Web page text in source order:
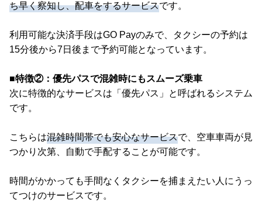
ち早く察知し、配車をするサービスです。
利用可能な決済手段はGO Payのみで、タクシーの予約は
15分後から7日後まで予約可能となっています。
■特徴②：優先パスで混雑時にもスムーズ乗車
次に特徴的なサービスは「優先パス」と呼ばれるシステム
です。
こちらは混雑時間帯でも安心なサービスで、空車車両が見
つかり次第、自動で手配することが可能です。
時間がかかっても手間なくタクシーを捕まえたい人にうっ
てつけのサービスです。